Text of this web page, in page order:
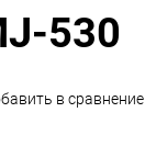
530
в сравнение